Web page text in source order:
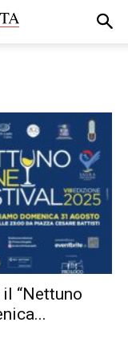
“Nettuno